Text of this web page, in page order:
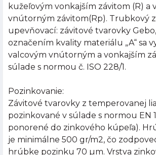
kužeľovým vonkajším závitom (R) a
vnútorným závitom(Rp). Trubkový
upevňovací: závitové tvarovky
označením kvality materiálu „A“ sa
valcovým vnútorným a vonkajším
súlade s normou č. ISO 228/1.
Pozinkovanie:
Závitové tvarovky z temperovanej
pozinkované v súlade s normou EN
ponorené do zinkového kúpeľa).
je minimálne 500 gr/m2, čo
hrúbke pozinku 70 µm. Vrstva